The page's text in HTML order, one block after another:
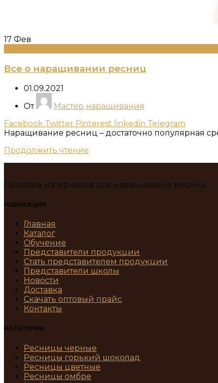
17 Фев
Все о наращивании ресниц
01.09.2021
От
Мастер наращивания
Facebook Twitter Pinterest linkedin Telegram
Наращивание ресниц – достаточно популярная
Продолжить чтение
Продажа материалов для наращивания ресниц
НАВИГАЦИЯ
Главная
Каталог
Обучение
Представители продукции
Стать представителем продукции
Представители школы
Новости
Доставка
Скачать оптовый прайс
Контакты
КАТЕГОРИИ
Ресницы черные
Ресницы горький шоколад
Ресницы цветные
Ресницы омбре